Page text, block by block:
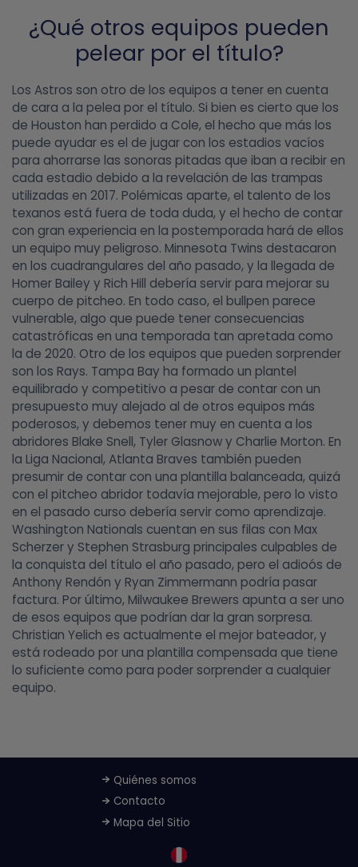
¿Qué otros equipos pueden
pelear por el título?
Los Astros son otro de los equipos a tener en cuenta
de cara a la pelea por el título. Si bien es cierto que los
de Houston han perdido a Cole, el hecho que más los
puede ayudar es el de jugar con los estadios vacíos
para ahorrarse las sonoras pitadas que iban a recibir en
cada estadio debido a la revelación de las trampas
utilizadas en 2017. Polémicas aparte, el talento de los
texanos está fuera de toda duda, y el hecho de contar
con gran experiencia en la postemporada hará de ellos
un equipo muy peligroso. Minnesota Twins destacaron
en los cuadrangulares del año pasado, y la llegada de
Homer Bailey y Rich Hill debería servir para mejorar su
cuerpo de pitcheo. En todo caso, el bullpen parece
vulnerable, algo que puede tener consecuencias
catastróficas en una temporada tan apretada como
la de 2020. Otro de los equipos que pueden sorprender
son los Rays. Tampa Bay ha formado un plantel
equilibrado y competitivo a pesar de contar con un
presupuesto muy alejado al de otros equipos más
poderosos, y debemos tener muy en cuenta a los
abridores Blake Snell, Tyler Glasnow y Charlie Morton. En
la Liga Nacional, Atlanta Braves también pueden
presumir de contar con una plantilla balanceada, quizá
con el pitcheo abridor todavía mejorable, pero lo visto
en el pasado curso debería servir como aprendizaje.
Washington Nationals cuentan en sus filas con Max
Scherzer y Stephen Strasburg principales culpables de
la conquista del título el año pasado, pero el adioós de
Anthony Rendón y Ryan Zimmermann podría pasar
factura. Por último, Milwaukee Brewers apunta a ser uno
de esos equipos que podrían dar la gran sorpresa.
Christian Yelich es actualmente el mejor bateador, y
está rodeado por una plantilla compensada que tiene
lo suficiente como para poder sorprender a cualquier
equipo.
Quiénes somos
Contacto
Mapa del Sitio